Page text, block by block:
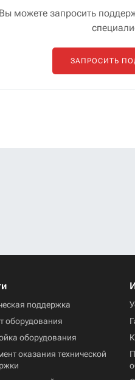
Вы можете запросить
ЗАПРОСИТЬ
поддержка
оборудования
оборудования
оказания технической